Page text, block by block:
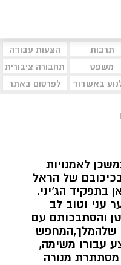
תרבות
הצעות עבודה
משפט
תחבורה ציבורית
באשדוד לפרסום באתר
יעלה במשכן לאמנויות
של הראל
בתפקיד הג'יני.
עני וטוב לב
והסתבכותם עם
שלהמלך,המחפש
עבורו משימה,
מסתתרת מנורה